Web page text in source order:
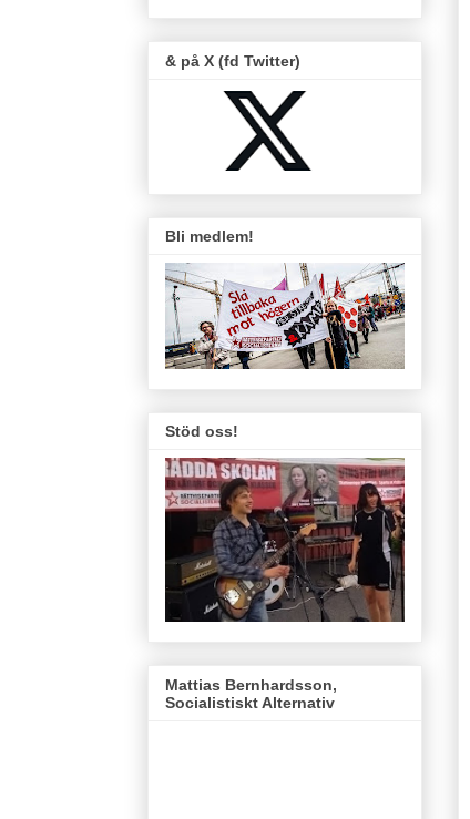
& på X (fd Twitter)
Bli medlem!
Stöd oss!
Mattias Bernhardsson,
Socialistiskt Alternativ